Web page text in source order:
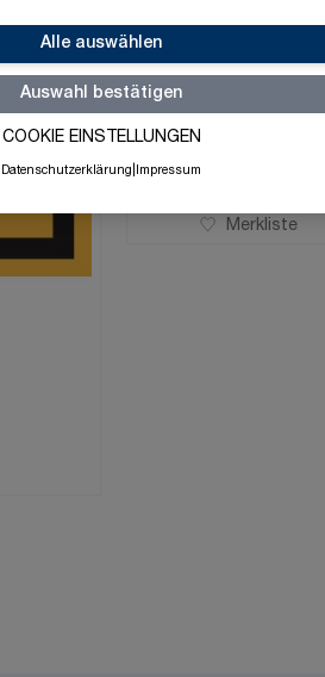
Alle auswählen
Auswahl bestätigen
COOKIE EINSTELLUNGEN
Datenschutzerklärung Impressum
ab 1,00 €
exklusive MwSt. und
Auf Lager
Merkliste